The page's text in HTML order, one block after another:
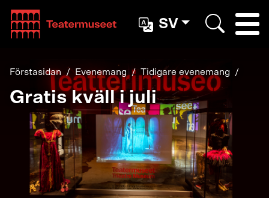
Teatterimuseo
SV
Förstasidan Evenemang Tidigare evenemang
Gratis kväll i juli